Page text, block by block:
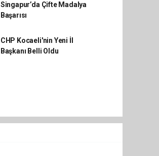
Singapur’da Çifte Madalya
Başarısı
CHP Kocaeli'nin Yeni İl
Başkanı Belli Oldu